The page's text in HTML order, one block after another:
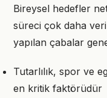
Bireysel hedefler
süreci çok daha
yapılan çabalar
Tutarlılık, spor ve
en kritik faktörüdür